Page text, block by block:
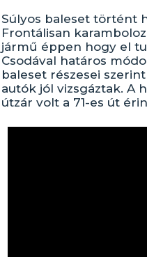
Súlyos baleset történt
Frontálisan
jármű éppen hogy el
Csodával határos
baleset részesei
autók jól vizsgáztak. A
útzár volt a 71-es út